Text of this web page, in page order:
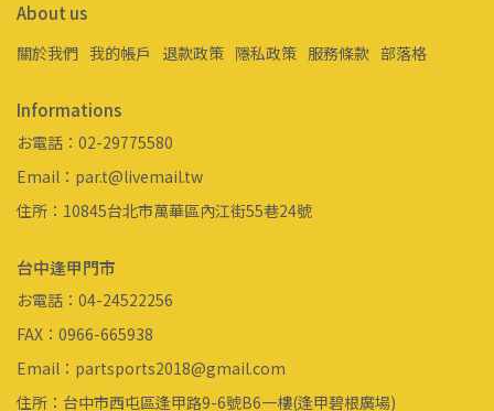
About us
關於我們 我的帳戶 退款政策 隱私政策 服務條款 部落格
Informations
お電話：02-29775580
Email：par.t@livemail.tw
住所：10845台北市萬華區內江街55巷24號
台中逢甲門市
お電話：04-24522256
FAX：0966-665938
Email：partsports2018@gmail.com
住所：台中市西屯區逢甲路9-6號B6一樓(逢甲碧根廣場)